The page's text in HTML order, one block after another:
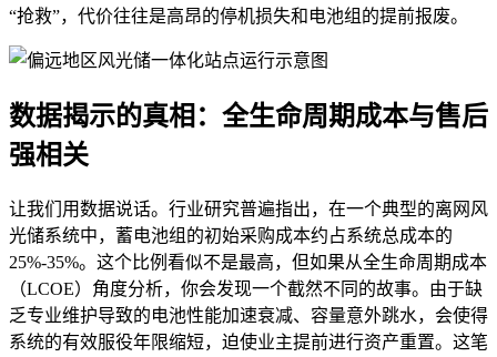
“抢救”，代价往往是高昂的停机损失和电池组的提前报废。
数据揭示的真相：全生命周期成本与售后
强相关
让我们用数据说话。行业研究普遍指出，在一个典型的离网风
光储系统中，蓄电池组的初始采购成本约占系统总成本的
25%-35%。这个比例看似不是最高，但如果从全生命周期成本
（LCOE）角度分析，你会发现一个截然不同的故事。由于缺
乏专业维护导致的电池性能加速衰减、容量意外跳水，会使得
系统的有效服役年限缩短，迫使业主提前进行资产重置。这笔